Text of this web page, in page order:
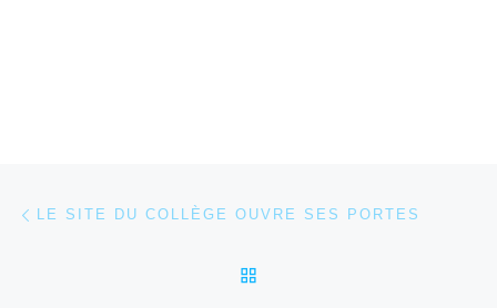
Parcourir les articles
LE SITE DU COLLÈGE OUVRE SES PORTES